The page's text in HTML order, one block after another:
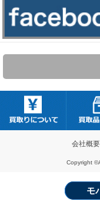
会社概要
Copyright
モ